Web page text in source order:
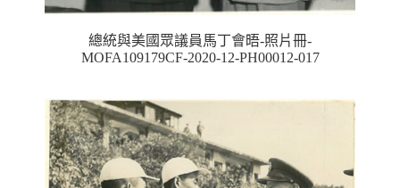
總統與美國眾議員馬丁會晤-照片冊-
MOFA109179CF-2020-12-PH00012-017